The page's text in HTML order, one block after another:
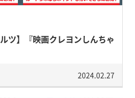
ツ】『映画クレヨンしんちゃ
2024.02.27